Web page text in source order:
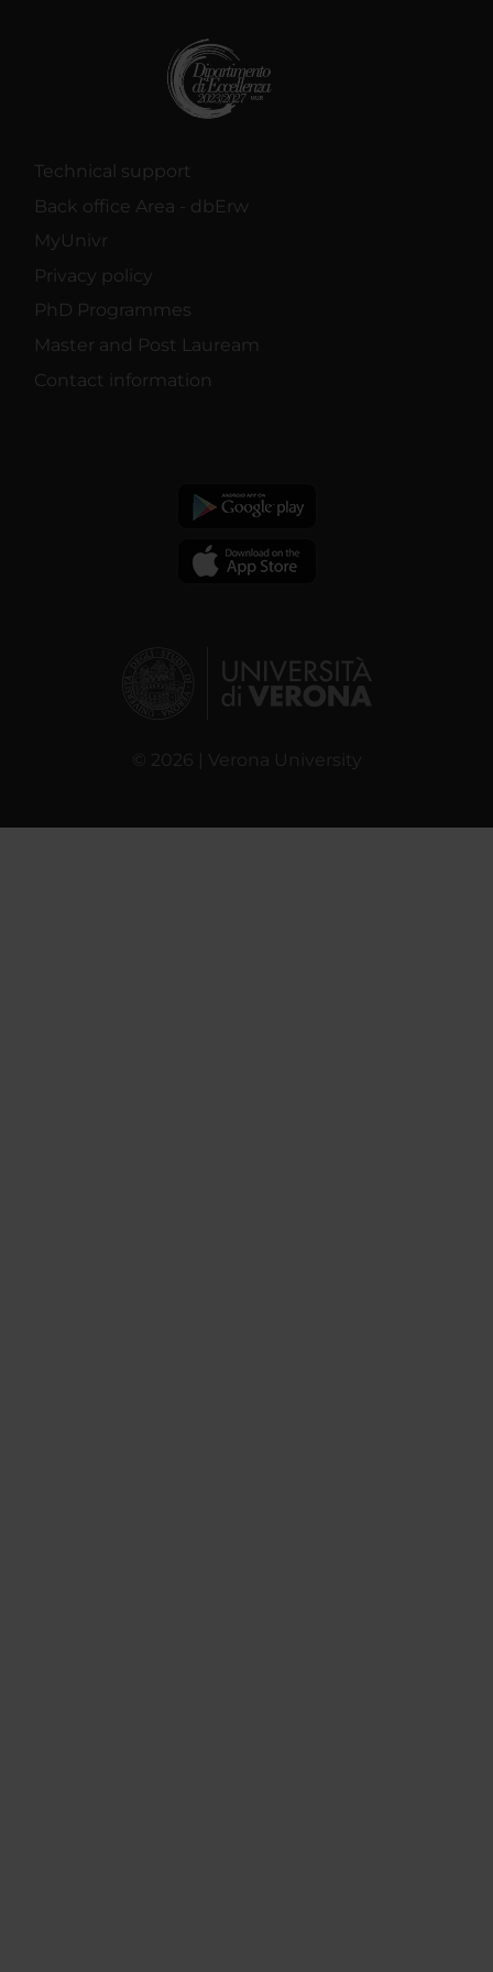
Technical support
Back office Area - dbErw
MyUnivr
Privacy policy
PhD Programmes
Master and Post Lauream
Contact information
© 2026 | Verona University